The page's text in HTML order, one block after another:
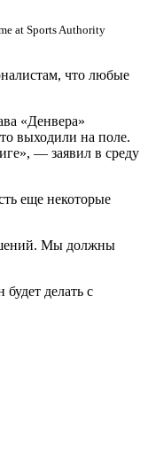
at Sports Authority
что любые
«Денвера»
выходили на поле.
— заявил в среду
еще некоторые
Мы должны
делать с